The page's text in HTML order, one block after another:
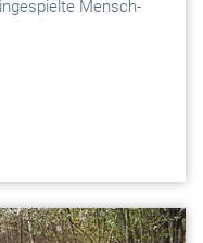
Mensch-